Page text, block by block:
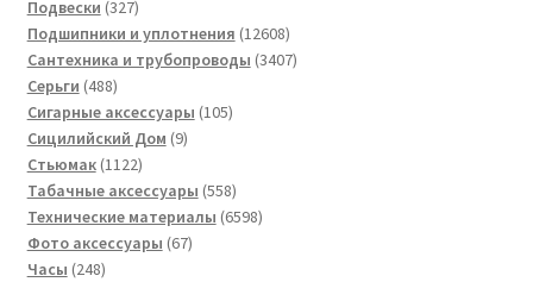
товаров
Подвески 327327
товаров
Подшипники и уплотнения 1260812608
товаров
Сантехника и трубопроводы 34073407
Серьги 488488
товаров
Сигарные аксессуары 105105
Сицилийский Дом 99
Стьюмак 11221122
товара
Табачные аксессуары 558558
товаров
Технические материалы 65986598
Фото аксессуары 6767
Часы 248248